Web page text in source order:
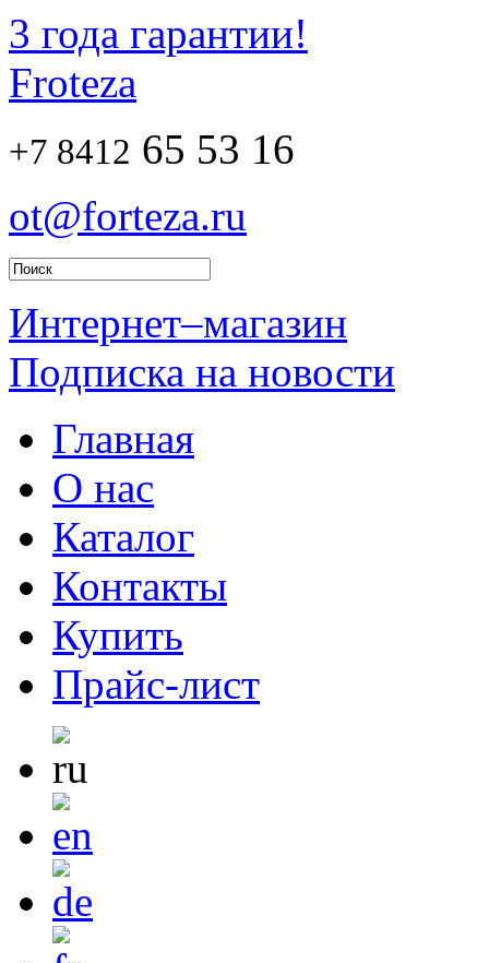
3 года гарантии!
Froteza
+7 8412 65 53 16
ot@forteza.ru
Интернет–магазин
Подписка на новости
Главная
О нас
Каталог
Контакты
Купить
Прайс-лист